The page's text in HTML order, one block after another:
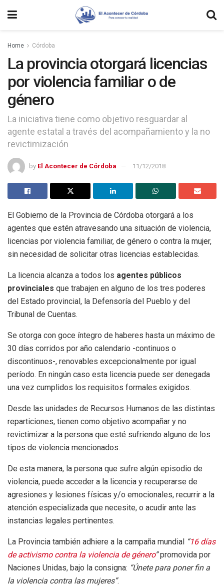
Home Córdoba
La provincia otorgará licencias
por violencia familiar o de
género
La iniciativa tiene como objetivo resguardar al
agente estatal a través del acompañamiento y la no
revictimización
by El Acontecer de Córdoba 11/12/2018
El Gobierno de la Provincia de Córdoba otorgará a los
agentes que estén atravesando una situación de violencia,
licencias por violencia familiar, de género o contra la mujer,
sin necesidad de solicitar otras licencias establecidas.
La licencia alcanza a todos los agentes públicos
provinciales que trabajen en alguno de los tres poderes
del Estado provincial, la Defensoría del Pueblo y del
Tribunal de Cuentas.
Se otorga con goce íntegro de haberes hasta un máximo de
30 días corridos por año calendario -continuos o
discontinuos-, renovables excepcionalmente por igual
período. En ningún caso esta licencia puede ser denegada
una vez cumplidos los requisitos formales exigidos.
Desde las unidades de Recursos Humanos de las distintas
reparticiones, tienen como objetivo acompañar y no
revictimizar a la persona que esté sufriendo alguno de los
tipos de violencia mencionados.
De esta manera, la persona que sufre algún episodio de
violencia, puede acceder a la licencia y recuperarse de
agresiones y lesiones físicas y/o emocionales, recurrir a la
atención especializada que necesite, o acudir ante las
instancias legales pertinentes.
La Provincia también adhiere a la campaña mundial “16 días
de activismo contra la violencia de género”promovida por
Naciones Unidas, bajo la consigna: “Únete para poner fin a
la violencia contra las mujeres”.